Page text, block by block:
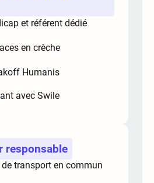
et référent dédié
en crèche
Humanis
avec Swile
responsable
de transport en commun